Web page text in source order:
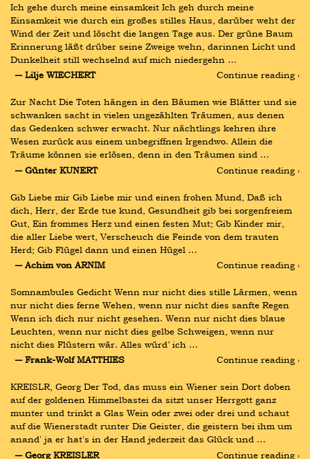
Ich gehe durch meine einsamkeit Ich geh durch meine
Einsamkeit wie durch ein großes stilles Haus, darüber weht der
Wind der Zeit und löscht die langen Tage aus. Der grüne Baum
Erinnerung läßt drüber seine Zweige wehn, darinnen Licht und
Dunkelheit still wechselnd auf mich niedergehn …
― Lilje WIECHERT
Continue reading ›
Zur Nacht Die Toten hängen in den Bäumen wie Blätter und sie
schwanken sacht in vielen ungezählten Träumen, aus denen
das Gedenken schwer erwacht. Nur nächtlings kehren ihre
Wesen zurück aus einem unbegriffnen Irgendwo. Allein die
Träume können sie erlösen, denn in den Träumen sind …
― Günter KUNERT
Continue reading ›
Gib Liebe mir Gib Liebe mir und einen frohen Mund, Daß ich
dich, Herr, der Erde tue kund, Gesundheit gib bei sorgenfreiem
Gut, Ein frommes Herz und einen festen Mut; Gib Kinder mir,
die aller Liebe wert, Verscheuch die Feinde von dem trauten
Herd; Gib Flügel dann und einen Hügel …
― Achim von ARNIM
Continue reading ›
Somnambules Gedicht Wenn nur nicht dies stille Lärmen, wenn
nur nicht dies ferne Wehen, wenn nur nicht dies sanfte Regen
Wenn ich dich nur nicht gesehen. Wenn nur nicht dies blaue
Leuchten, wenn nur nicht dies gelbe Schweigen, wenn nur
nicht dies Flüstern wär. Alles würd’ ich …
― Frank-Wolf MATTHIES
Continue reading ›
KREISLR, Georg Der Tod, das muss ein Wiener sein Dort doben
auf der goldenen Himmelbastei da sitzt unser Herrgott ganz
munter und trinkt a Glas Wein oder zwei oder drei und schaut
auf die Wienerstadt runter Die Geister, die geistern bei ihm um
anand' ja er hat's in der Hand jederzeit das Glück und …
― Georg KREISLER
Continue reading ›